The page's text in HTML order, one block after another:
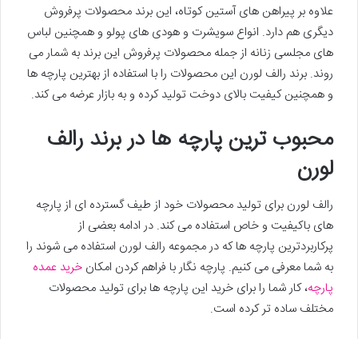
علاوه بر پیراهن های آستین کوتاه، این برند محصولات پرفروش
دیگری هم دارد. انواع سویشرت و هودی های پولو و همچنین لباس
های مجلسی زنانه از جمله محصولات پرفروش این برند به شمار می
روند. برند رالف لورن این محصولات را با استفاده از بهترین پارچه ها
و همچنین کیفیت بالای دوخت تولید کرده و به بازار عرضه می کند.
محبوب ترین پارچه ها در برند رالف
لورن
رالف لورن برای تولید محصولات خود از طیف گسترده ای از پارچه
های باکیفیت و خاص استفاده می کند. در ادامه بعضی از
پرکاربردترین پارچه ها که در مجموعه رالف لورن استفاده می شوند را
به شما معرفی می کنیم. پارچه نگار با فراهم کردن امکان خرید عمده
پارچه، کار شما را برای خرید این پارچه ها برای تولید محصولات
مختلف ساده تر کرده است.